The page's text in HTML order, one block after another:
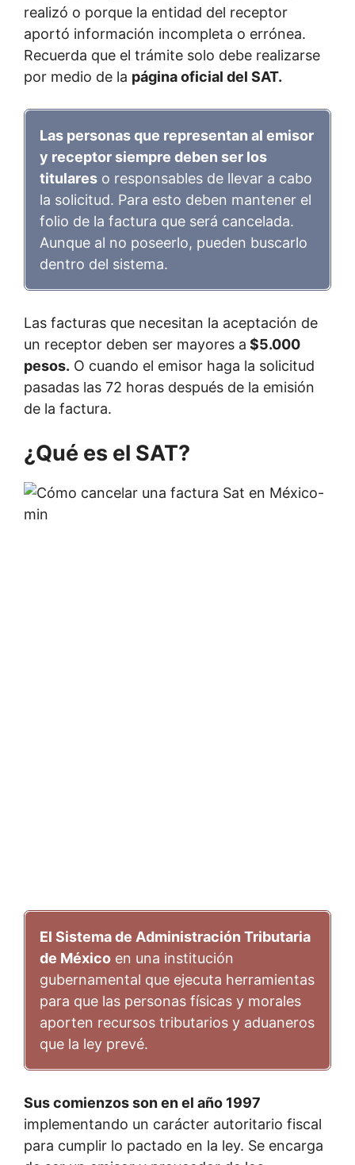
realizó o porque la entidad del receptor
aportó información incompleta o errónea.
Recuerda que el trámite solo debe realizarse
por medio de la página oficial del SAT.
Las personas que representan al emisor
y receptor siempre deben ser los
titulares o responsables de llevar a cabo
la solicitud. Para esto deben mantener el
folio de la factura que será cancelada.
Aunque al no poseerlo, pueden buscarlo
dentro del sistema.
Las facturas que necesitan la aceptación de
un receptor deben ser mayores a $5.000
pesos. O cuando el emisor haga la solicitud
pasadas las 72 horas después de la emisión
de la factura.
¿Qué es el SAT?
El Sistema de Administración Tributaria
de México en una institución
gubernamental que ejecuta herramientas
para que las personas físicas y morales
aporten recursos tributarios y aduaneros
que la ley prevé.
Sus comienzos son en el año 1997
implementando un carácter autoritario fiscal
para cumplir lo pactado en la ley. Se encarga